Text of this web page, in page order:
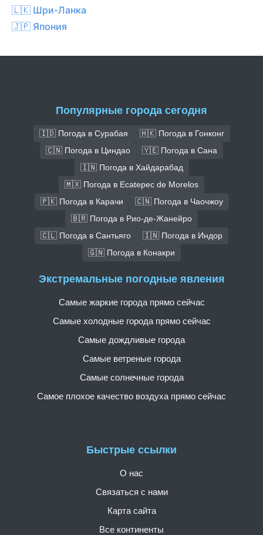
🇱🇰 Шри-Ланка
🇯🇵 Япония
Популярные города сегодня
🇮🇩 Погода в Сурабая
🇭🇰 Погода в Гонконг
🇨🇳 Погода в Циндао
🇾🇪 Погода в Сана
🇮🇳 Погода в Хайдарабад
🇲🇽 Погода в Ecatepec de Morelos
🇵🇰 Погода в Карачи
🇨🇳 Погода в Чаочжоу
🇧🇷 Погода в Рио-де-Жанейро
🇨🇱 Погода в Сантьяго
🇮🇳 Погода в Индор
🇬🇳 Погода в Конакри
Быстрые ссылки
О нас
Связаться с нами
Карта сайта
Все континенты
Экстремальные погодные явления
Самые жаркие города прямо сейчас
Самые холодные города прямо сейчас
Самые дождливые города
Самые ветреные города
Самые солнечные города
Самое плохое качество воздуха прямо сейчас